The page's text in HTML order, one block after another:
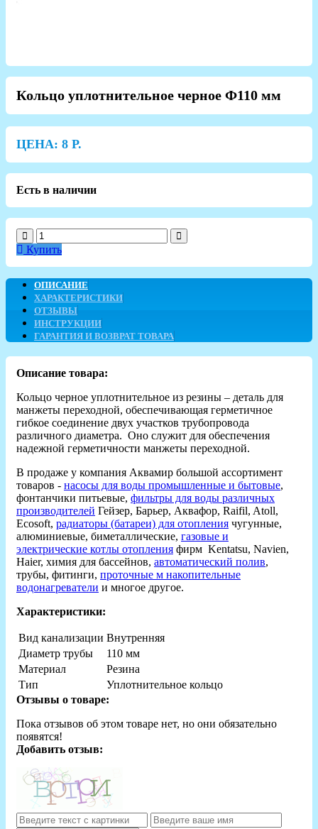
Кольцо уплотнительное черное Ф110 мм
ЦЕНА: 8 Р.
Есть в наличии
Купить
ОПИСАНИЕ
ХАРАКТЕРИСТИКИ
ОТЗЫВЫ
ИНСТРУКЦИИ
ГАРАНТИЯ И ВОЗВРАТ ТОВАРА
Описание товара:
Кольцо черное уплотнительное из резины – деталь для
манжеты переходной, обеспечивающая герметичное
гибкое соединение двух участков трубопровода
различного диаметра. Оно служит для обеспечения
надежной герметичности манжеты переходной.
В продаже у компания Аквамир большой ассортимент
товаров - насосы для воды промышленные и бытовые,
фонтанчики питьевые, фильтры для воды различных
производителей Гейзер, Барьер, Аквафор, Raifil, Atoll,
Ecosoft, радиаторы (батареи) для отопления чугунные,
алюминиевые, биметаллические, газовые и
электрические котлы отопления фирм Kentatsu, Navien,
Haier, химия для бассейнов, автоматический полив,
трубы, фитинги, проточные м накопительные
водонагреватели и многое другое.
Характеристики:
Вид канализации Внутренняя
Диаметр трубы
110 мм
Материал
Резина
Тип
Уплотнительное кольцо
Отзывы о товаре:
Пока отзывов об этом товаре нет, но они обязательно
появятся!
Добавить отзыв: